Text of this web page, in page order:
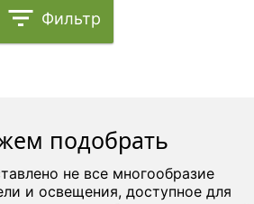
filter_list Фильтр
подобрать
не все многообразие
и освещения, доступное для